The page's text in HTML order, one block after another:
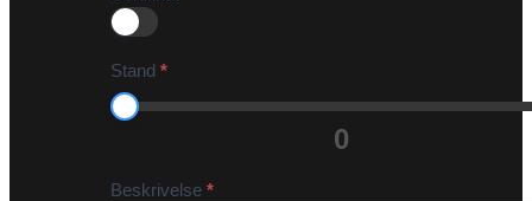
Stand *
0
Beskrivelse *